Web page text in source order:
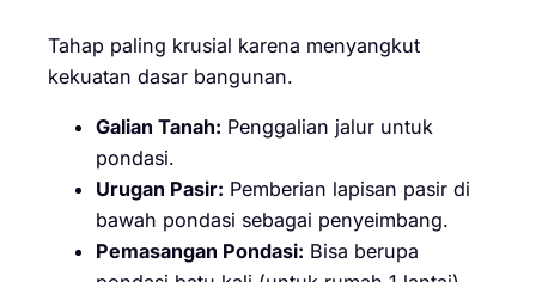
Tahap paling krusial karena menyangkut
kekuatan dasar bangunan.
Galian Tanah: Penggalian jalur untuk
pondasi.
Urugan Pasir: Pemberian lapisan pasir di
bawah pondasi sebagai penyeimbang.
Pemasangan Pondasi: Bisa berupa